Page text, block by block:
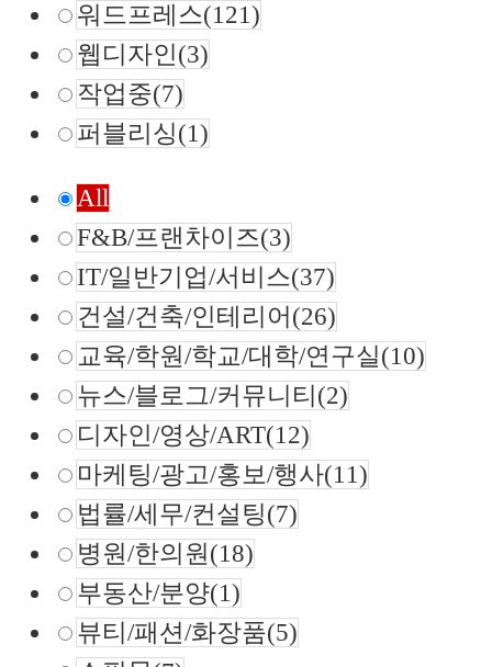
워드프레스(121)
웹디자인(3)
작업중(7)
퍼블리싱(1)
All
F&B/프랜차이즈(3)
IT/일반기업/서비스(37)
건설/건축/인테리어 (26)
교육/학원/학교/대학/연구실(10)
뉴스/블로그/커뮤니티 (2)
디자인/영상/ART(12)
마케팅/광고/홍보/행사(11)
법률/세무/컨설팅(7)
병원/한의원(18)
부동산/분양(1)
뷰티/패션/화장품(5)